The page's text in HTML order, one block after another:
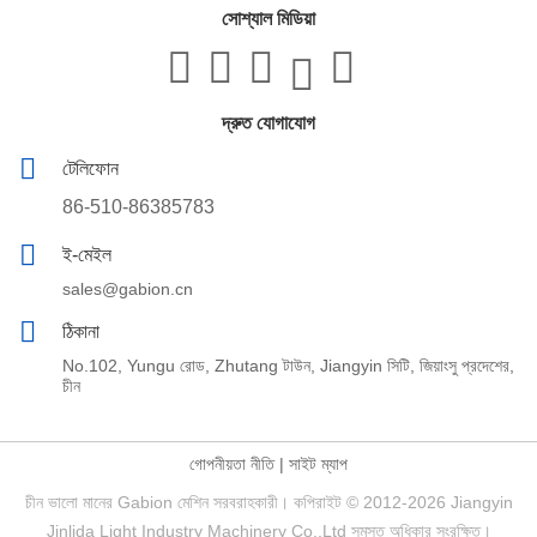
সোশ্যাল মিডিয়া
দ্রুত যোগাযোগ
টেলিফোন
86-510-86385783
ই-মেইল
sales@gabion.cn
ঠিকানা
No.102, Yungu রোড, Zhutang টাউন, Jiangyin সিটি, জিয়াংসু প্রদেশের,
চীন
গোপনীয়তা নীতি| সাইট ম্যাপ
চীন ভালো মানের Gabion মেশিন সরবরাহকারী। কপিরাইট © 2012-2026 Jiangyin
Jinlida Light Industry Machinery Co.,Ltd সমস্ত অধিকার সংরক্ষিত।